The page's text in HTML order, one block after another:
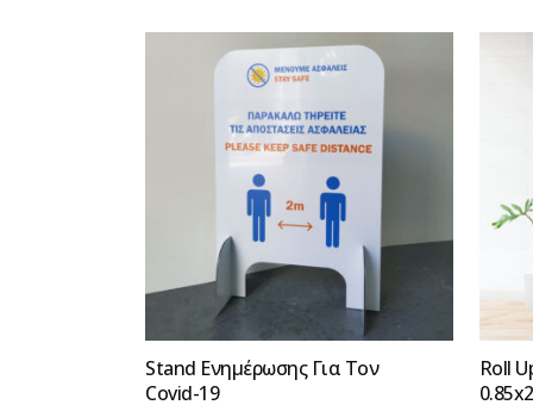
Stand Ενημέρωσης Για Τον
Covid-19
Roll